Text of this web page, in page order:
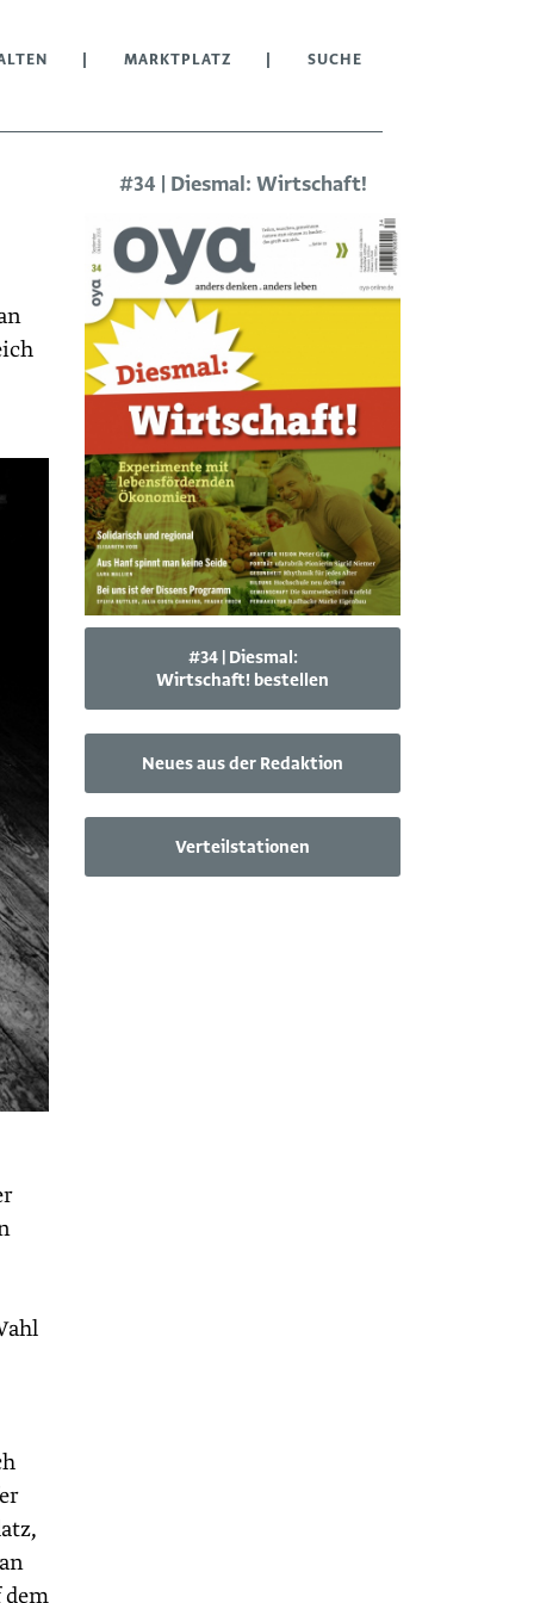
MARKTPLATZ SUCHE
dem
#34 | Diesmal: Wirtschaft!
#34 | Diesmal:
Wirtschaft! bestellen
Neues aus der Redaktion
Verteilstationen